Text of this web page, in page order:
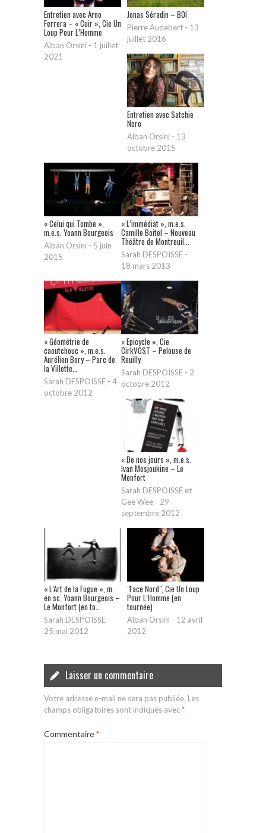
Entretien avec Arno
Ferrera – « Cuir », Cie Un
Loup Pour L’Homme
Alban Orsini - 1 juillet
2021
Jonas Séradin – BOI
Pierre Audebert - 13
juillet 2016
Entretien avec Satchie
Noro
Alban Orsini - 13
octobre 2015
« Celui qui Tombe »,
m.e.s. Yoann Bourgeois
Alban Orsini - 5 juin
2015
« L’immédiat », m.e.s.
Camille Boitel – Nouveau
Théâtre de Montreuil...
Sarah DESPOISSE -
18 mars 2013
« Géométrie de
caoutchouc », m.e.s.
Aurélien Bory – Parc de
la Villette...
Sarah DESPOISSE - 4
octobre 2012
« Epicycle », Cie
CirkVOST – Pelouse de
Reuilly
Sarah DESPOISSE - 2
octobre 2012
« De nos jours », m.e.s.
Ivan Mosjoukine – Le
Monfort
Sarah DESPOISSE et
Gee Wee - 29
septembre 2012
« L’Art de la Fugue », m.
en sc. Yoann Bourgeois –
Le Monfort (en to...
Sarah DESPOISSE -
25 mai 2012
"Face Nord", Cie Un Loup
Pour L’Homme (en
tournée)
Alban Orsini - 12 avril
2012
Laisser un commentaire
Votre adresse e-mail ne sera pas publiée. Les
champs obligatoires sont indiqués avec*
Commentaire*